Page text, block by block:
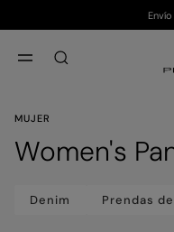
MUJER
Women's
Denim Prendas